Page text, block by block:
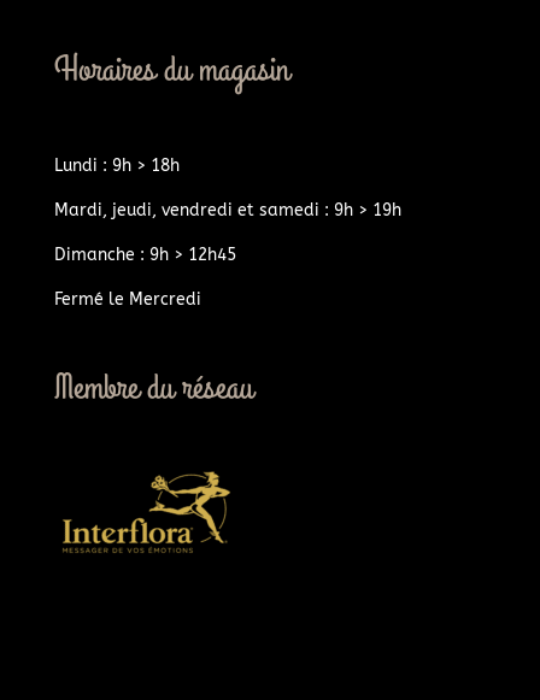
Horaires du magasin
Lundi : 9h > 18h
Mardi, jeudi, vendredi et samedi : 9h > 19h
Dimanche : 9h > 12h45
Fermé le Mercredi
Membre du réseau